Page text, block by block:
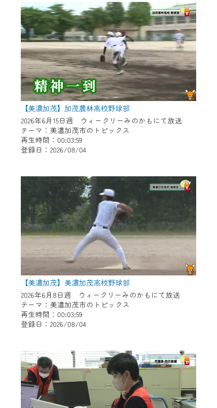
【美濃加茂】加茂農林高校野球部
2026年6月15日週 ウィークリーみのかもにて放送
テーマ：美濃加茂市のトピックス
再生時間：00:03:59
登録日：2026/08/04
【美濃加茂】美濃加茂高校野球部
2026年6月8日週 ウィークリーみのかもにて放送
テーマ：美濃加茂市のトピックス
再生時間：00:03:59
登録日：2026/08/04
で設定できます。
（GmailやYahooなどのフリーメールアドレ
スでも作成可能です）
※マイページへのログイン・MyIDの新規登
録はこちらから
※CCNetアプリをご利用中の方は引き続き
ご視聴いただけます。
＜メンテナンス情報＞
CCNetWebTVのリニューアルにともないメ
ンテナンス作業を予定しています。
作業の間は、CCNetWebTVの画面が「メン
テナンス中」になり、ご利用いただけませ
ん。
ご不便をおかけいたしますが、ご了承の程
よろしくお願いいたします。